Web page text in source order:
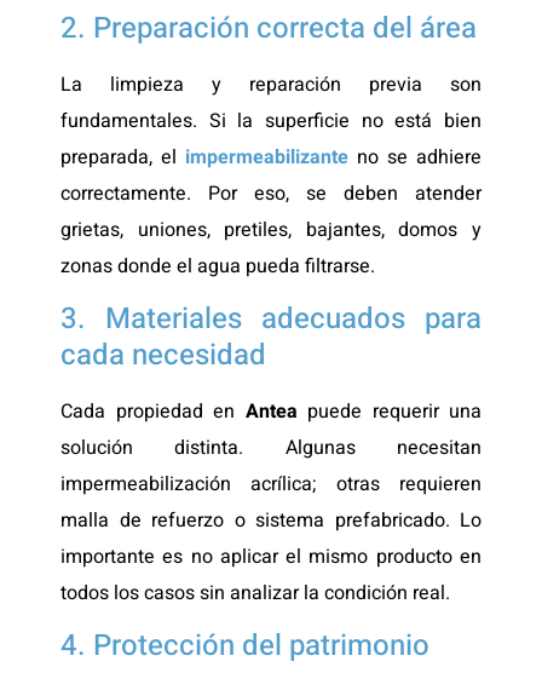
2. Preparación correcta del área
La limpieza y reparación previa son
fundamentales. Si la superficie no está bien
preparada, el impermeabilizante no se adhiere
correctamente. Por eso, se deben atender
grietas, uniones, pretiles, bajantes, domos y
zonas donde el agua pueda filtrarse.
3. Materiales adecuados para
cada necesidad
Cada propiedad en Antea puede requerir una
solución distinta. Algunas necesitan
impermeabilización acrílica; otras requieren
malla de refuerzo o sistema prefabricado. Lo
importante es no aplicar el mismo producto en
todos los casos sin analizar la condición real.
4. Protección del patrimonio